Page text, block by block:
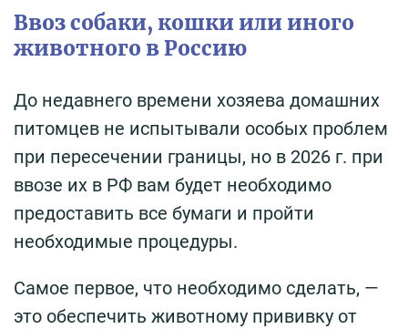
Ввоз собаки, кошки или иного
животного в Россию
До недавнего времени хозяева домашних
питомцев не испытывали особых проблем
при пересечении границы, но в 2026 г. при
ввозе их в РФ вам будет необходимо
предоставить все бумаги и пройти
необходимые процедуры.
Самое первое, что необходимо сделать, —
это обеспечить животному прививку от